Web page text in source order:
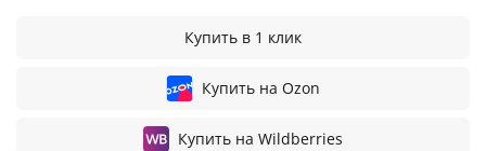
Купить в 1 клик
Купить на Ozon
Купить на Wildberries